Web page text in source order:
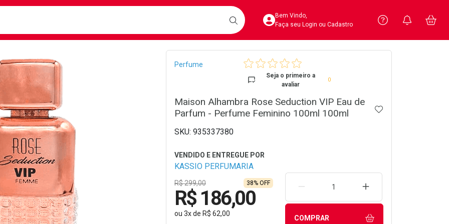
BUSCARAcesse sua Conta
Bem Vindo,
Faça seu Login ou Cadastro
Precisa
Ver Recursos
Você
Breadcrumb
Perfume
Seja o primeiro a
avaliar
0
Maison Alhambra Rose Seduction VIP Eau de
Parfum - Perfume Feminino 100ml 100ml
ADICIONAR AOS
935337380
KASSIO PERFUMARIA
R$ 299,00 38% OFF
R$ 186,00
ou 3xde R$ 62,00
REMOVER UMA UNIDADEAUMENTAR UMA
COMPRAR